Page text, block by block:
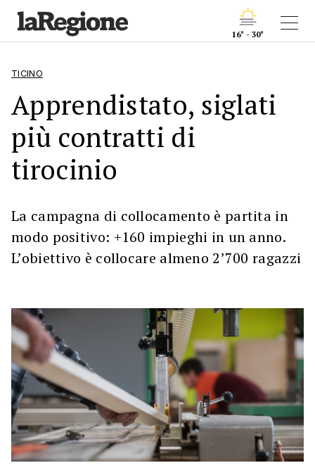
16° - 30°
TICINO
Apprendistato, siglati
più contratti di
tirocinio
La campagna di collocamento è partita in
modo positivo: +160 impieghi in un anno.
L’obiettivo è collocare almeno 2’700 ragazzi